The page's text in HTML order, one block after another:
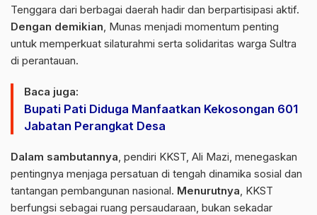
Tenggara dari berbagai daerah hadir dan berpartisipasi aktif.
Dengan demikian, Munas menjadi momentum penting
untuk memperkuat silaturahmi serta solidaritas warga Sultra
di perantauan.
Baca juga:
Bupati Pati Diduga Manfaatkan Kekosongan 601
Jabatan Perangkat Desa
Dalam sambutannya, pendiri KKST, Ali Mazi, menegaskan
pentingnya menjaga persatuan di tengah dinamika sosial dan
tantangan pembangunan nasional. Menurutnya, KKST
berfungsi sebagai ruang persaudaraan, bukan sekadar